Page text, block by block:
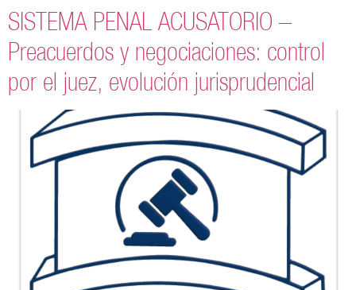
SISTEMA PENAL ACUSATORIO –
Preacuerdos y negociaciones: control
por el juez, evolución jurisprudencial